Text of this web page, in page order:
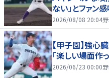
ない」とファン
2026/08/08 20:04
【甲子園】強心
「楽しい場面作
2026/06/23 00:00